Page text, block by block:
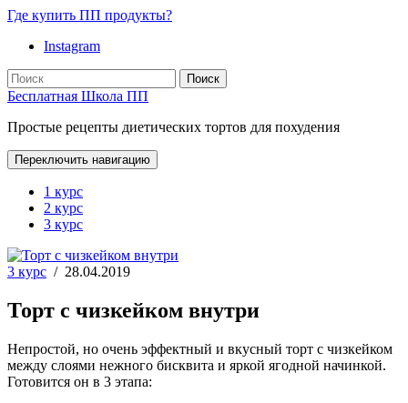
Где купить ПП продукты?
Instagram
Поиск
Бесплатная Школа ПП
Простые рецепты диетических тортов для похудения
Переключить навигацию
1 курс
2 курс
3 курс
3 курс / 28.04.2019
Торт с чизкейком внутри
Непростой, но очень эффектный и вкусный торт с чизкейком
между слоями нежного бисквита и яркой ягодной начинкой.
Готовится он в 3 этапа: